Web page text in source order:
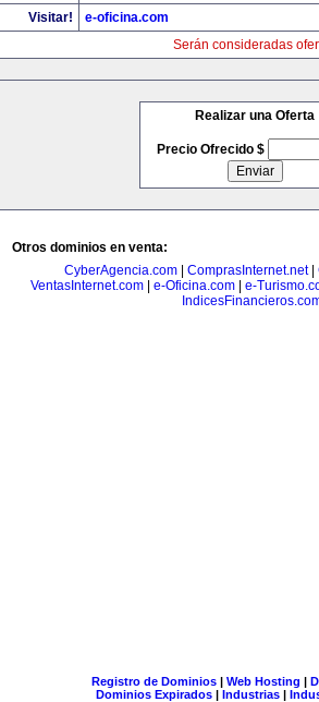
Visitar!
e-oficina.com
Serán consideradas
Realizar una Oferta
Precio Ofrecido $
Otros dominios en venta:
CyberAgencia.com| ComprasInternet.net|
VentasInternet.com
e-Oficina.com
e-
Registro de Dominios| Web Hosting |
Dominios Expirados | Industrias |